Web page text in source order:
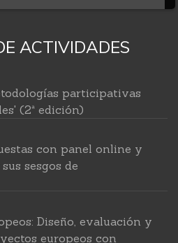
ACTIVIDADES
participativas
(2ª edición)
con panel online y
sesgos de
Diseño, evaluación y
europeos con